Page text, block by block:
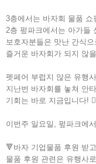
3층에서는 바자회 물품 쇼
2층 펖파크에서는 아가들
보호자분들은 맛난 간식
즐거운 바자회가 되지 않
펫페어 부럽지 않은 유행사
지난번 바자회를 놓쳐 안
기회는 바로 지금입니다!
이번주 일요일, 펖파크에
🔻바자 기업물품 후원 받
물품 후원 관련은 유행사